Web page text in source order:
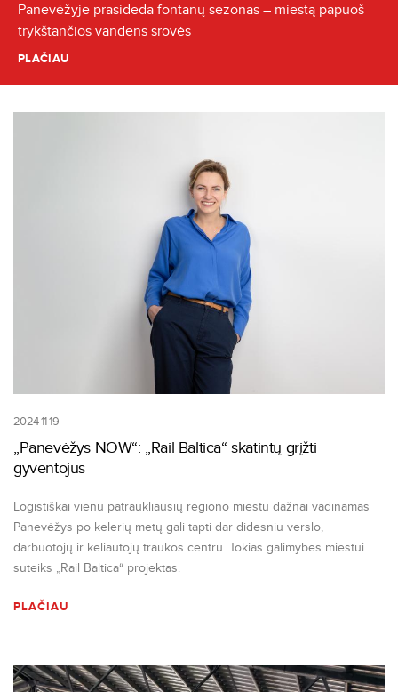
Panevėžyje prasideda fontanų sezonas – miestą papuoš
trykštančios vandens srovės
PLAČIAU
2024 11 19
„Panevėžys NOW“: „Rail Baltica“ skatintų grįžti
gyventojus
Logistiškai vienu patraukliausių regiono miestu dažnai vadinamas
Panevėžys po kelerių metų gali tapti dar didesniu verslo,
darbuotojų ir keliautojų traukos centru. Tokias galimybes miestui
suteiks „Rail Baltica“ projektas.
PLAČIAU